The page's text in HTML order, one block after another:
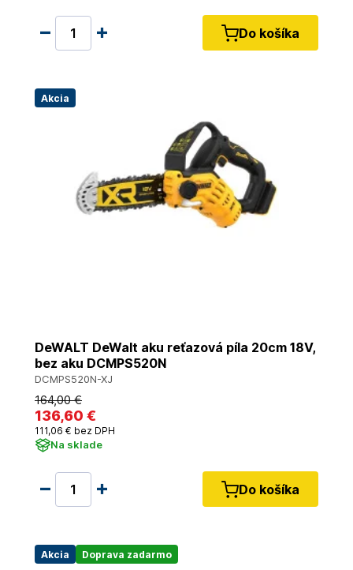
Do košíka
Akcia
DeWALT DeWalt aku reťazová píla 20cm 18V,
bez aku DCMPS520N
DCMPS520N-XJ
164,00 €
136,60 €
111,06 € bez DPH
Na sklade
Do košíka
Akcia Doprava zadarmo